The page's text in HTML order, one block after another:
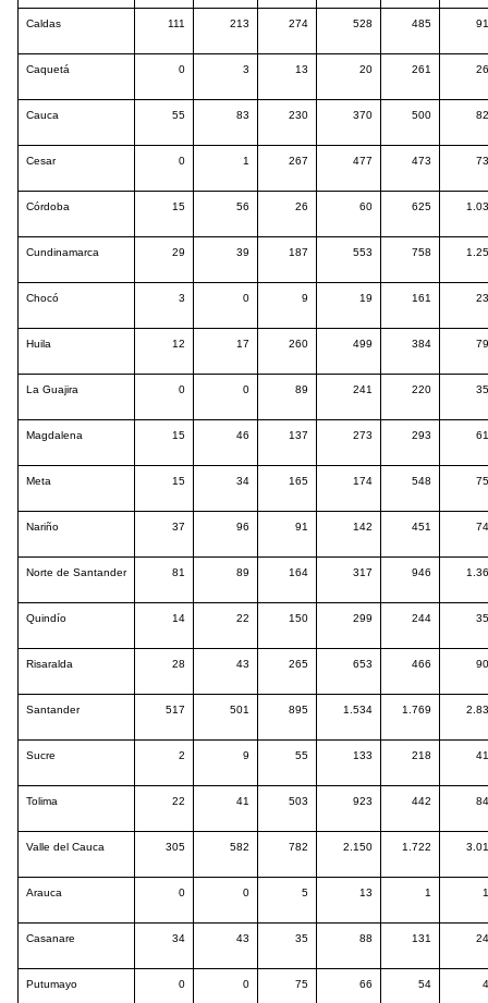
Caldas 111 213 274 528 485
Caquetá 0 3 13 20 261
Cauca 55 83 230 370 500
Cesar 0 1 267 477 473
Córdoba 15 56 26 60 625
Cundinamarca 29 39 187 553 758
Chocó 3 0 9 19 161
Huila 12 17 260 499 384
La Guajira 0 0 89 241 220
Magdalena 15 46 137 273 293
Meta 15 34 165 174 548
Nariño 37 96 91 142 451
Norte de Santander 81 89 164 317 946
Quindío 14 22 150 299 244
Risaralda 28 43 265 653 466
Santander 517 501 895 1.534 1.769
Sucre 2 9 55 133 218
Tolima 22 41 503 923 442
Valle del Cauca 305 582 782 2.150 1.722
Arauca 0 0 5 13 1
Casanare 34 43 35 88 131
Putumayo 0 0 75 66 54